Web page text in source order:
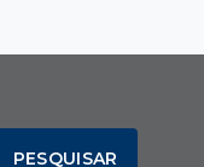
PESQUISAR